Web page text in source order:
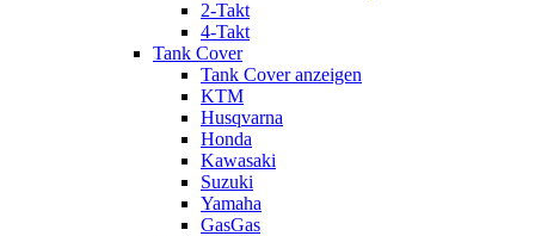
2-Takt
4-Takt
Tank Cover
Tank Cover anzeigen
KTM
Husqvarna
Honda
Kawasaki
Suzuki
Yamaha
GasGas